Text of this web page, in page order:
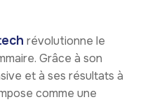
révolutionne le
Grâce à son
et à ses résultats à
comme une